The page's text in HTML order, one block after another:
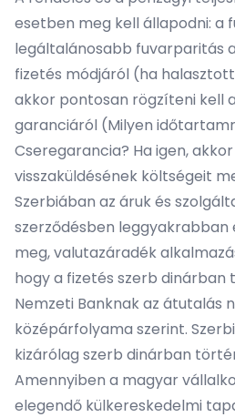
esetben meg kell állapodni: a
legáltalánosabb fuvarparitás
fizetés módjáról (ha
akkor pontosan rögzíteni kell
garanciáról (Milyen
Cseregarancia? Ha igen,
visszaküldésének költségeit
Szerbiában az áruk és
szerződésben
meg, valutazáradék
hogy a fizetés szerb dinárban
Nemzeti Banknak az átutalás
középárfolyama szerint.
kizárólag szerb dinárban
Amennyiben a magyar
elegendő külkereskedelmi